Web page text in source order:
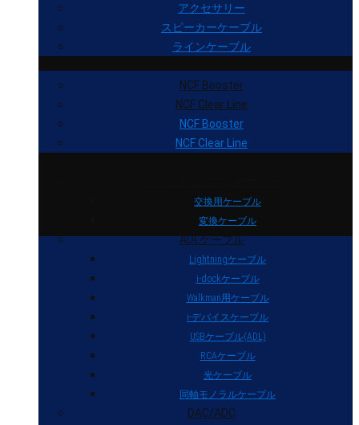
アクセサリー
スピーカーケーブル
ラインケーブル
NCF Booster
NCF Clear Line
NCF Booster
NCF Clear Line
交換用ケーブル
変換ケーブル
ADLケーブル
Lightningケーブル
i-dockケーブル
Walkman用ケーブル
i-デバイスケーブル
USBケーブル(ADL)
RCAケーブル
光ケーブル
同軸モノラルケーブル
DAC/ADC